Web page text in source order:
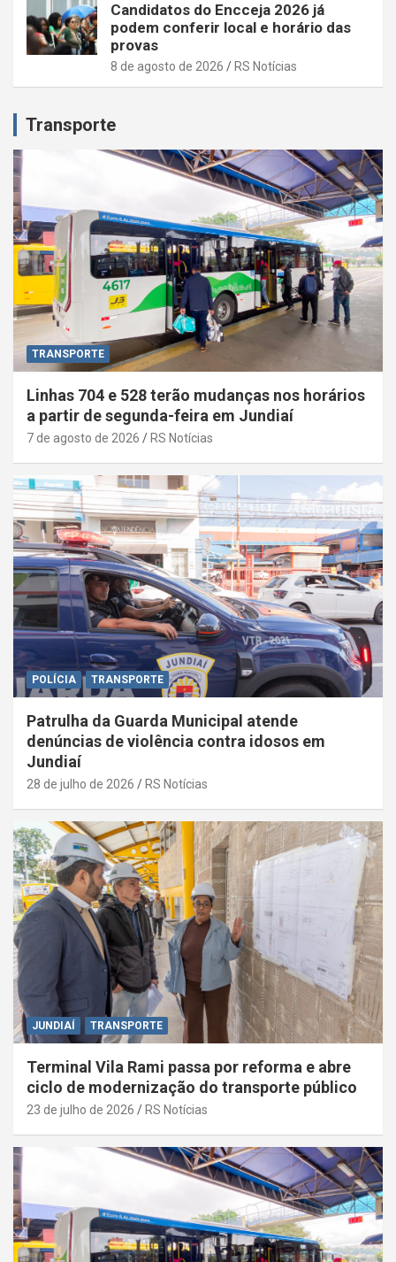
Candidatos do Encceja 2026 já
podem conferir local e horário das
provas
8 de agosto de 2026 RS Notícias
Transporte
TRANSPORTE
Linhas 704 e 528 terão mudanças nos horários
a partir de segunda-feira em Jundiaí
7 de agosto de 2026 RS Notícias
POLÍCIA TRANSPORTE
Patrulha da Guarda Municipal atende
denúncias de violência contra idosos em
Jundiaí
28 de julho de 2026 RS Notícias
JUNDIAÍ TRANSPORTE
Terminal Vila Rami passa por reforma e abre
ciclo de modernização do transporte público
23 de julho de 2026 RS Notícias